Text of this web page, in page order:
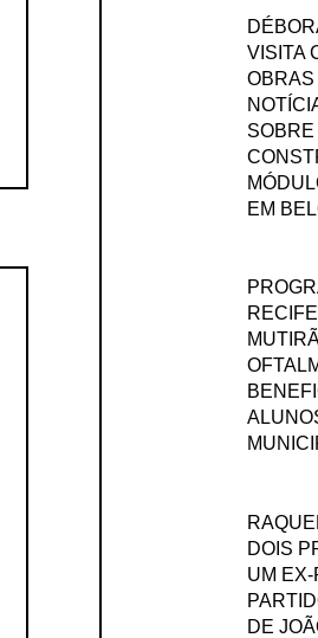
VISITA
SOBRE
EM
DOIS
UM
DE